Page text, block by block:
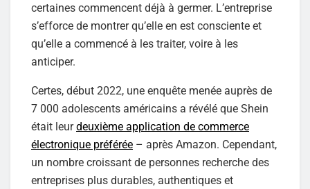
certaines commencent déjà à germer. L’entreprise
s’efforce de montrer qu’elle en est consciente et
qu’elle a commencé à les traiter, voire à les
anticiper.
Certes, début 2022, une enquête menée auprès de
7 000 adolescents américains a révélé que Shein
était leurdeuxième application de commerce
électronique préférée – après Amazon. Cependant,
un nombre croissant de personnes recherche des
entreprises plus durables, authentiques et